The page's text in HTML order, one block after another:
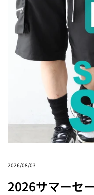
2026/08/03
2026サマーセ